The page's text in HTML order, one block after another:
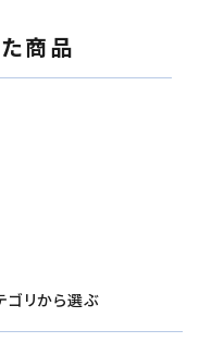
商品
ゴリから選ぶ